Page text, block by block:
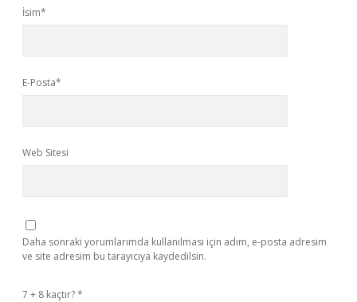
İsim*
E-Posta*
Web Sitesi
Daha sonraki yorumlarımda kullanılması için adım, e-posta adresim
ve site adresim bu tarayıcıya kaydedilsin.
7 + 8 kaçtır?*